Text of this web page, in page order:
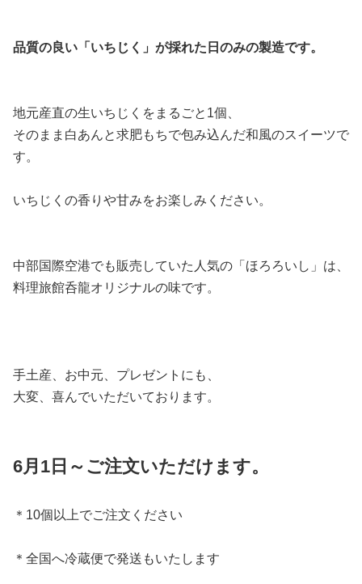
品質の良い「いちじく」が採れた日のみの製造です。
地元産直の生いちじくをまるごと1個、
そのまま白あんと求肥もちで包み込んだ和風のスイーツで
す。
いちじくの香りや甘みをお楽しみください。
中部国際空港でも販売していた人気の「ほろろいし」は、
料理旅館呑龍オリジナルの味です。
手土産、お中元、プレゼントにも、
大変、喜んでいただいております。
6月1日～ご注文いただけます。
＊10個以上でご注文ください
＊全国へ冷蔵便で発送もいたします